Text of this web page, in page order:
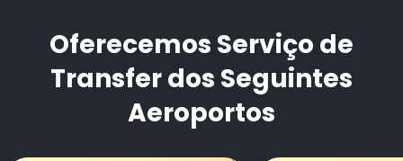
Oferecemos Serviço de
Transfer dos Seguintes
Aeroportos